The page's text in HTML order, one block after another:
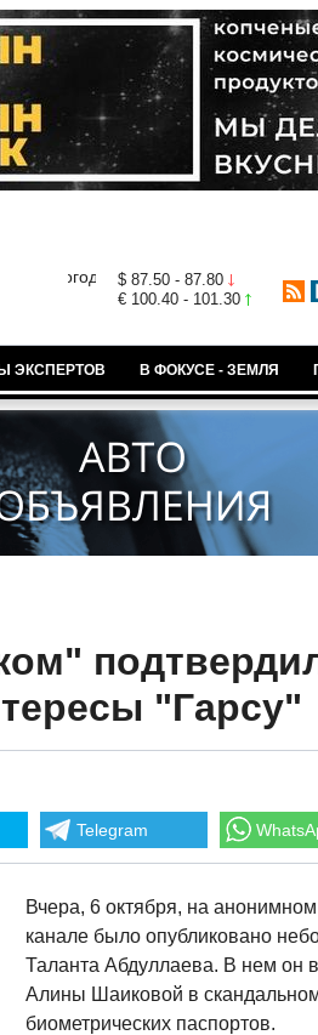
$ 87.50 - 87.80
€ 100.40 - 101.30
ЭКСПЕРТОВ В ФОКУСЕ - ЗЕМЛЯ
"Гарсу"
Telegram
Вчера, 6 октября, на
канале было опубликовано
Таланта Абдуллаева. В нем он
Алины Шаиковой в
биометрических паспортов.